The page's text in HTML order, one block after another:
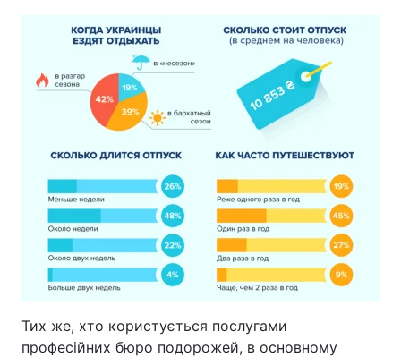
Тих же, хто користується послугами
професійних бюро подорожей, в основному